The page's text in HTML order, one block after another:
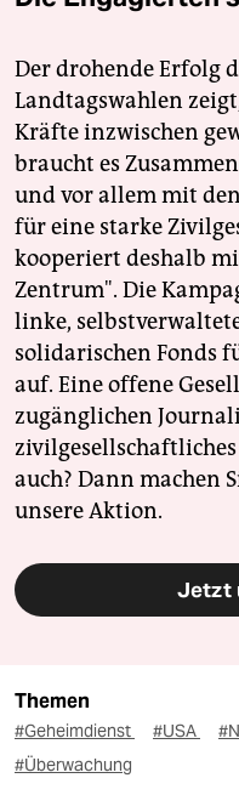
Der drohende Erfolg
Landtagswahlen
Kräfte inzwischen
braucht es
und vor allem mit
für eine starke
kooperiert deshalb
Zentrum". Die
linke,
solidarischen Fonds
auf. Eine offene
zugänglichen
auch? Dann machen
unsere Aktion.
Jetzt
Themen
#Geheimdienst #USA
#Überwachung